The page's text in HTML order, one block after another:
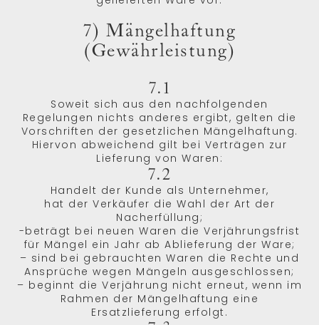
7) Mängelhaftung
(Gewährleistung)
7.1
Soweit sich aus den nachfolgenden
Regelungen nichts anderes ergibt, gelten die
Vorschriften der gesetzlichen Mängelhaftung.
Hiervon abweichend gilt bei Verträgen zur
Lieferung von Waren:
7.2
Handelt der Kunde als Unternehmer,
hat der Verkäufer die Wahl der Art der
Nacherfüllung;
-beträgt bei neuen Waren die Verjährungsfrist
für Mängel ein Jahr ab Ablieferung der Ware;
– sind bei gebrauchten Waren die Rechte und
Ansprüche wegen Mängeln ausgeschlossen;
– beginnt die Verjährung nicht erneut, wenn im
Rahmen der Mängelhaftung eine
Ersatzlieferung erfolgt.